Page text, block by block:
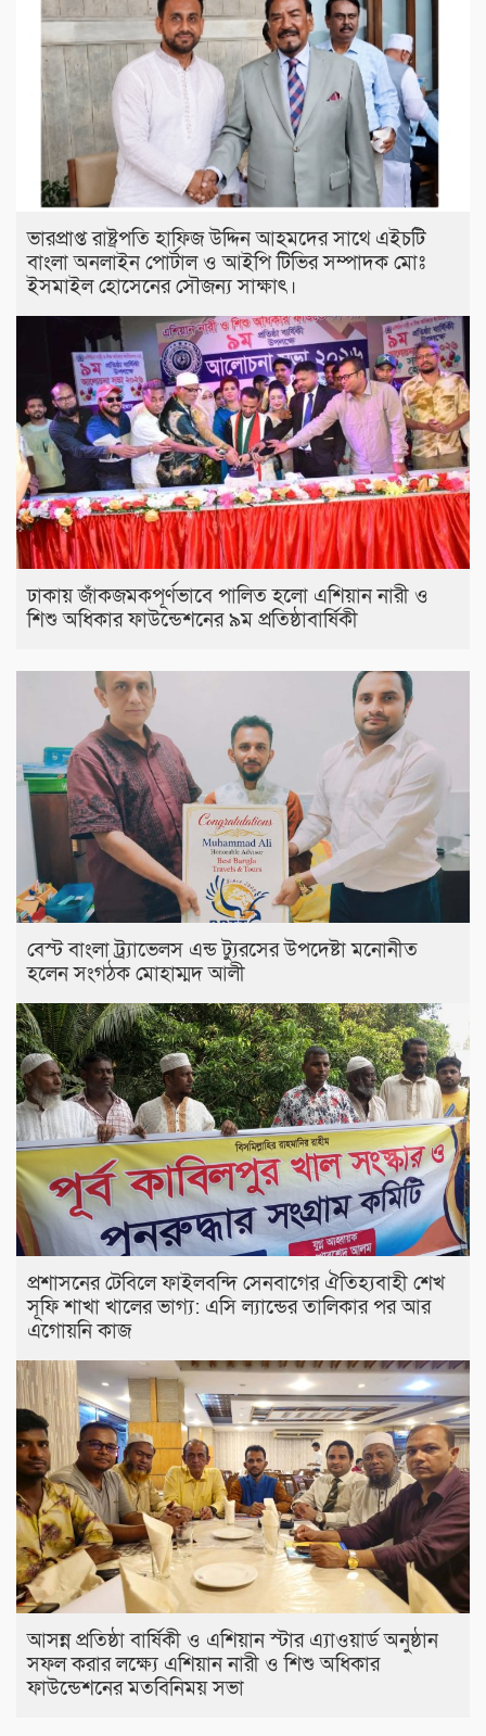
ভারপ্রাপ্ত রাষ্ট্রপতি হাফিজ উদ্দিন আহমদের সাথে এইচটি
বাংলা অনলাইন পোর্টাল ও আইপি টিভির সম্পাদক মোঃ
ইসমাইল হোসেনের সৌজন্য সাক্ষাৎ।
ঢাকায় জাঁকজমকপূর্ণভাবে পালিত হলো এশিয়ান নারী ও
শিশু অধিকার ফাউন্ডেশনের ৯ম প্রতিষ্ঠাবার্ষিকী
বেস্ট বাংলা ট্র্যাভেলস এন্ড ট্যুরসের উপদেষ্টা মনোনীত
হলেন সংগঠক মোহাম্মদ আলী
প্রশাসনের টেবিলে ফাইলবন্দি সেনবাগের ঐতিহ্যবাহী শেখ
সূফি শাখা খালের ভাগ্য: এসি ল্যান্ডের তালিকার পর আর
এগোয়নি কাজ
আসন্ন প্রতিষ্ঠা বার্ষিকী ও এশিয়ান স্টার এ‍্যাওয়ার্ড অনুষ্ঠান
সফল করার লক্ষ্যে এশিয়ান নারী ও শিশু অধিকার
ফাউন্ডেশনের মতবিনিময় সভা